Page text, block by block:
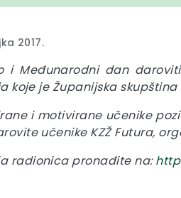
2017.
i Međunarodni dan
koje je Županijska
i motivirane učenike
učenike KZŽ Futura,
radionica pronađite na: